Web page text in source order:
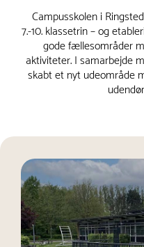
Campusskolen i
7.-10. klassetrin – og
gode fællesområder
aktiviteter. I samarbejde
skabt et nyt udeområde